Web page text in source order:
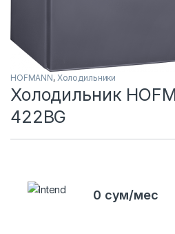
HOFMANN, Холодильники
Холодильник
422BG
0 сум/мес